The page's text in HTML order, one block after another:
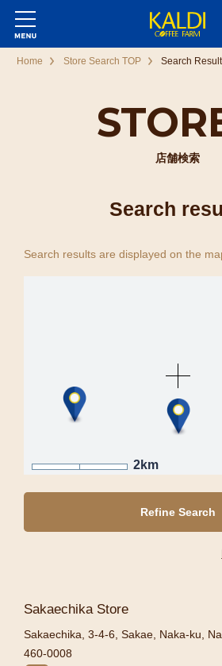
店舗検索
Home Store Search TOP Search
Search
Search results are displayed on the
2km
Refine Search
Sakaechika Store
Sakaechika, 3-4-6, Sakae, Naka-ku,
460-0008